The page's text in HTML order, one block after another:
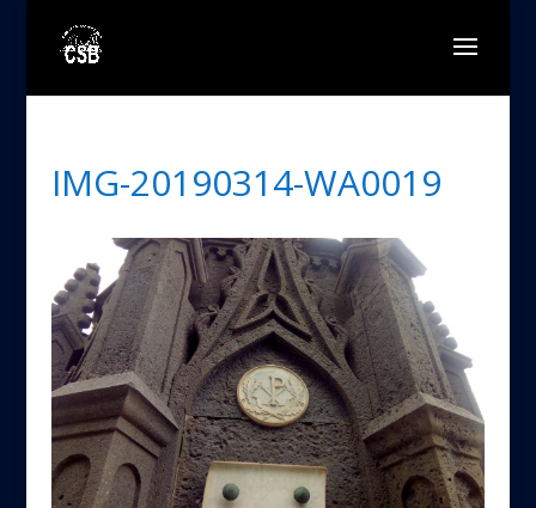
IMG-20190314-WA0019